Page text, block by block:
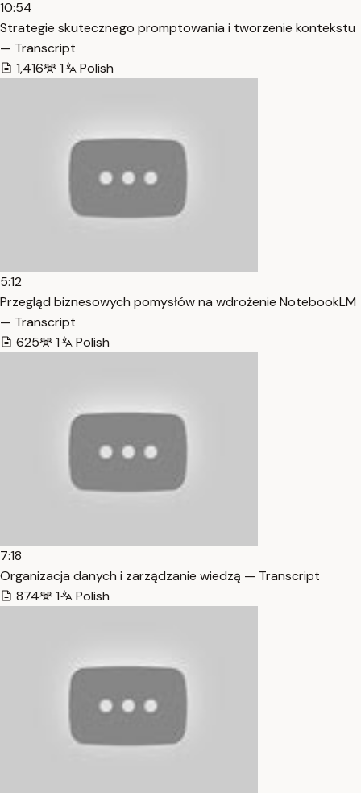
10:54
Strategie skutecznego promptowania i tworzenie kontekstu
— Transcript
1,416
1 Polish
5:12
Przegląd biznesowych pomysłów na wdrożenie NotebookLM
— Transcript
625
1 Polish
7:18
Organizacja danych i zarządzanie wiedzą — Transcript
874
1 Polish